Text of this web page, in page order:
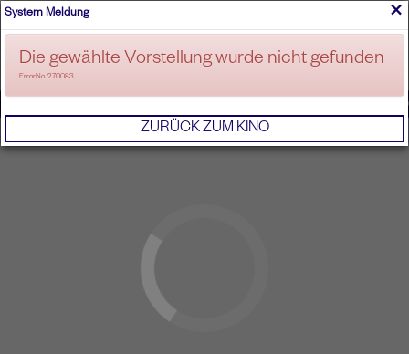
ANMELDEN
×
System Meldung
Die gewählte Vorstellung wurde nicht gefunden
ErrorNo. 270083
ZURÜCK ZUM KINO